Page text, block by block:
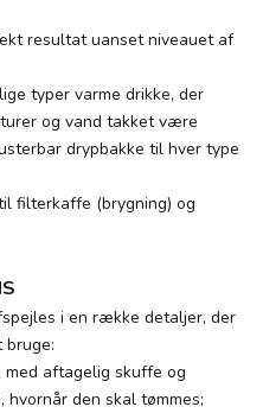
resultat uanset niveauet af
typer varme drikke, der
og vand takket være
drypbakke til hver type
filterkaffe (brygning) og
i en række detaljer, der
aftagelig skuffe og
hvornår den skal tømmes;